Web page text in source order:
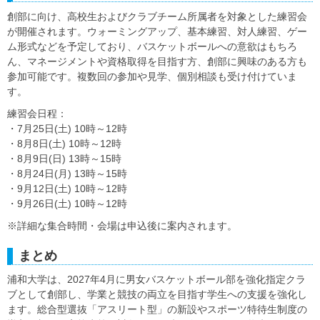
創部に向け、高校生およびクラブチーム所属者を対象とした練習会
が開催されます。ウォーミングアップ、基本練習、対人練習、ゲー
ム形式などを予定しており、バスケットボールへの意欲はもちろ
ん、マネージメントや資格取得を目指す方、創部に興味のある方も
参加可能です。複数回の参加や見学、個別相談も受け付けていま
す。
練習会日程：
・7月25日(土) 10時～12時
・8月8日(土) 10時～12時
・8月9日(日) 13時～15時
・8月24日(月) 13時～15時
・9月12日(土) 10時～12時
・9月26日(土) 10時～12時
※詳細な集合時間・会場は申込後に案内されます。
まとめ
浦和大学は、2027年4月に男女バスケットボール部を強化指定クラ
ブとして創部し、学業と競技の両立を目指す学生への支援を強化し
ます。総合型選抜「アスリート型」の新設やスポーツ特待生制度の